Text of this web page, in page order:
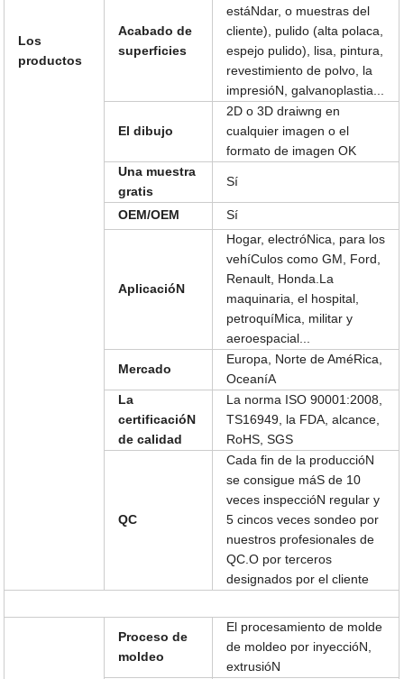
Los
productos
Acabado de
superficies
estáNdar, o muestras del
cliente), pulido (alta polaca,
espejo pulido), lisa, pintura,
revestimiento de polvo, la
impresióN, galvanoplastia...
El dibujo
2D o 3D draiwng en
cualquier imagen o el
formato de imagen OK
Una muestra
gratis
Sí
OEM/OEM Sí
AplicacióN
Hogar, electróNica, para los
vehíCulos como GM, Ford,
Renault, Honda.La
maquinaria, el hospital,
petroquíMica, militar y
aeroespacial...
Mercado
Europa, Norte de AméRica,
OceaníA
La
certificacióN
de calidad
La norma ISO 90001:2008,
TS16949, la FDA, alcance,
RoHS, SGS
QC
Cada fin de la produccióN
se consigue máS de 10
veces inspeccióN regular y
5 cincos veces sondeo por
nuestros profesionales de
QC.O por terceros
designados por el cliente
Proceso de
moldeo
El procesamiento de molde
de moldeo por inyeccióN,
extrusióN